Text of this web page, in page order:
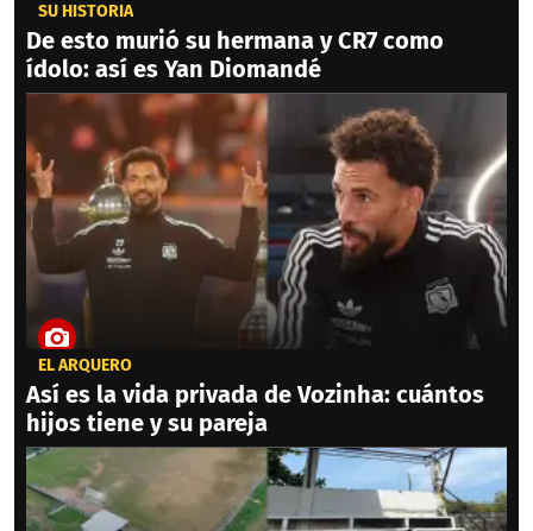
SU HISTORIA
De esto murió su hermana y CR7 como
ídolo: así es Yan Diomandé
EL ARQUERO
Así es la vida privada de Vozinha: cuántos
hijos tiene y su pareja